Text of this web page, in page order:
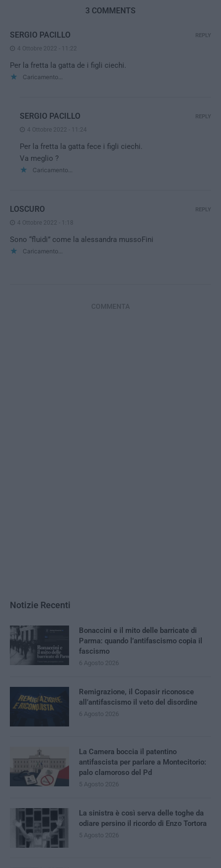
3 COMMENTS
SERGIO PACILLO
4 Ottobre 2022 - 11:22
Per la fretta la gatta de i figli ciechi.
Caricamento...
REPLY
SERGIO PACILLO
4 Ottobre 2022 - 11:24
Per la fretta la gatta fece i figli ciechi.
Va meglio ?
Caricamento...
REPLY
LOSCURO
4 Ottobre 2022 - 1:18
Sono “fluidi” come la alessandra mussoFini
Caricamento...
REPLY
COMMENTA
Notizie Recenti
Bonaccini e il mito delle barricate di
Parma: quando l’antifascismo copia il
fascismo
6 Agosto 2026
Remigrazione, il Copasir riconosce
all’antifascismo il veto del disordine
6 Agosto 2026
La Camera boccia il patentino
antifascista per parlare a Montecitorio:
palo clamoroso del Pd
5 Agosto 2026
La sinistra è così serva delle toghe da
odiare persino il ricordo di Enzo Tortora
5 Agosto 2026